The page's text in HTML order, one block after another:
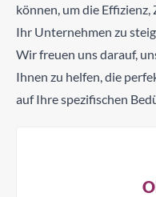
können, um die
Ihr Unternehmen zu
Wir freuen uns darauf,
Ihnen zu helfen, die
auf Ihre spezifischen